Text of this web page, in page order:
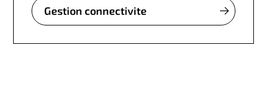
Gestion connectivite